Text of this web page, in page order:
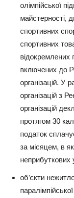
олімпійської
майстерності,
спортивних
спортивних
відокремлених
включених до
організацій. У
організацій з
організацій
протягом 30
податок
за місяцем, в
неприбуткових
об’єкти